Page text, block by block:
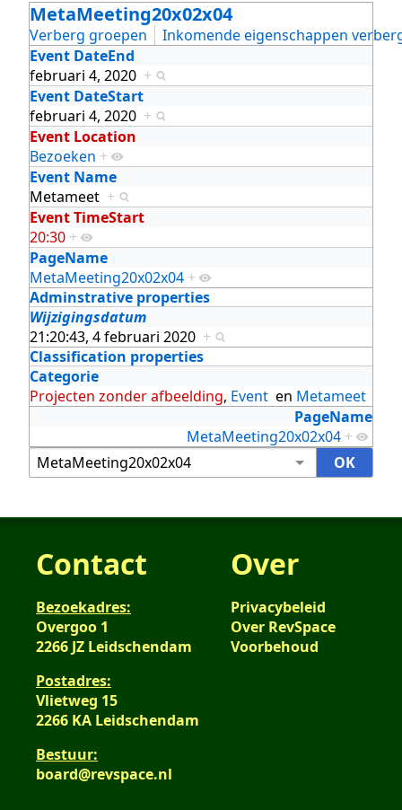
MetaMeeting20x02x04
Verberg groepen
Inkomende eigenschappen
Event DateEnd
februari 4, 2020 +
Event DateStart
februari 4, 2020 +
Event Location
Bezoeken +
Event Name
Metameet +
Event TimeStart
20:30 +
PageName
MetaMeeting20x02x04 +
Adminstrative properties
Wijzigingsdatum
21:20:43, 4 februari 2020 +
Classification properties
Categorie
Projecten zonder afbeelding, Event en Metameet
PageName
MetaMeeting20x02x04 +
Contact
Bezoekadres:
Overgoo 1
2266 JZ Leidschendam
Postadres:
Vlietweg 15
2266 KA Leidschendam
Bestuur:
board@revspace.nl
Over
Privacybeleid
Over RevSpace
Voorbehoud